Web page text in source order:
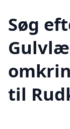
Søg
til